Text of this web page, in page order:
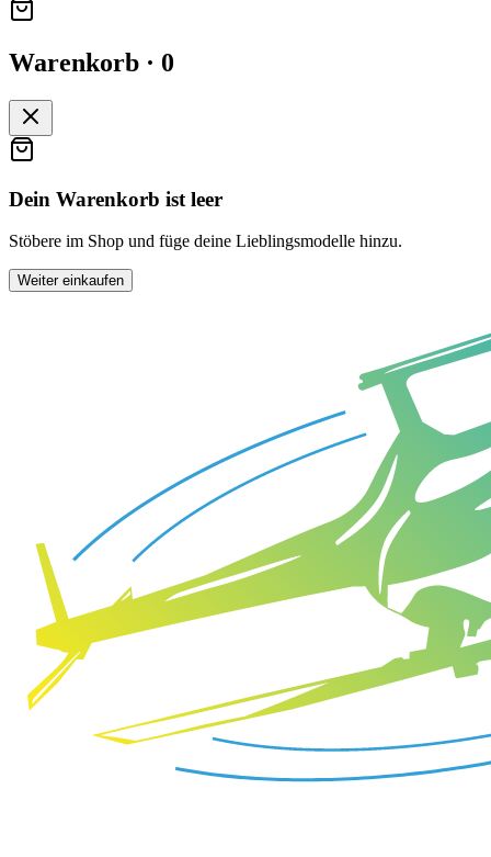
Warenkorb · 0
Dein Warenkorb ist leer
Stöbere im Shop und füge deine Lieblingsmodelle hinzu.
Weiter einkaufen